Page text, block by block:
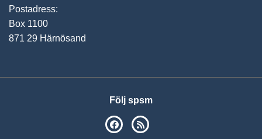
Postadress:
Box 1100
871 29 Härnösand
Följ spsm
SPSM på Facebook